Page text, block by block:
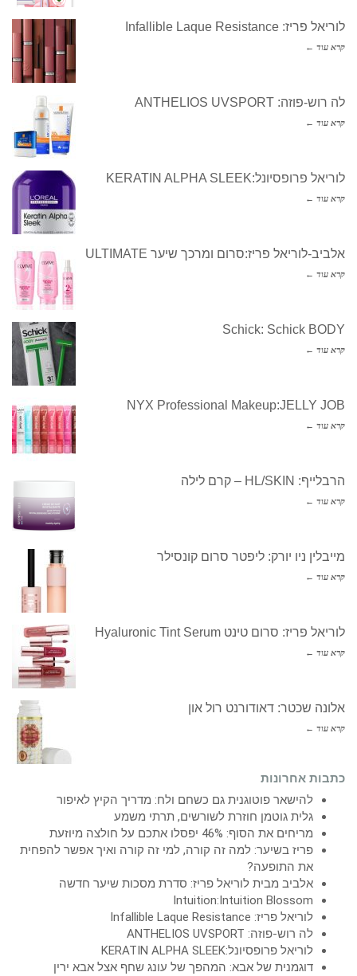
לוריאל פריז: Infallible Laque Resistance
קרא עוד ←
לה רוש-פוזה: ANTHELIOS UVSPORT
קרא עוד ←
לוריאל פרופסיונל:KERATIN ALPHA SLEEK
קרא עוד ←
אלביב-לוריאל פריז:סרום ומרכך שיער ULTIMATE
קרא עוד ←
Schick: Schick BODY
קרא עוד ←
NYX Professional Makeup:JELLY JOB
קרא עוד ←
הרבלייף: HL/SKIN – קרם לילה
קרא עוד ←
מייבלין ניו יורק: ליפטר סרום קונסילר
קרא עוד ←
לוריאל פריז: סרום טינט Hyaluronic Tint Serum
קרא עוד ←
אלונה שכטר: דאודורנט רול און
קרא עוד ←
כתבות אחרונות
להישאר פוטוגנית גם כשחם ולח: מדריך הקיץ לאיפור
גלית גוטמן חוזרת לשורשים, תרתי משמע
מריחים את הסוף: 46% יפסלו אתכם על חולצה מיוזעת
פריז בשיער: למה זה קורה, למי זה קורה ואיך אפשר להפחית
את התופעה?
אלביב מבית לוריאל פריז: סדרת מסכות שיער חדשה
Intuition:Intuition Blossom
לוריאל פריז: Infallible Laque Resistance
לה רוש-פוזה: ANTHELIOS UVSPORT
לוריאל פרופסיונל:KERATIN ALPHA SLEEK
דוגמנית של אבא: המהפך של עונג שחף אצל אבא ירין